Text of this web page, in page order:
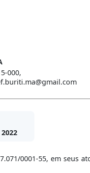
000,
0001-55, em seus